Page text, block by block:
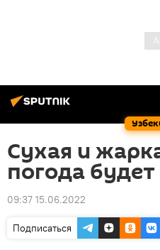
Сухая и
погода будет
09:37 15.06.2022
Подписаться